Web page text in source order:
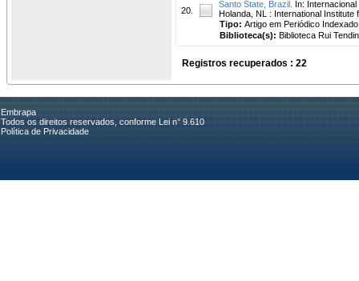
20.
Santo State, Brazil. In:
Holanda, NL : International Institute
Tipo: Artigo em Periódico Indexado
Biblioteca(s): Biblioteca Rui
Registros recuperados : 22
Embrapa
Todos os direitos reservados, conforme Lei n° 9.610
Política de Privacidade